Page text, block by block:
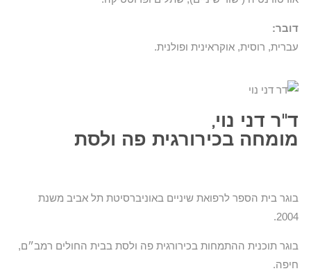
דובר:
עברית, רוסית, אוקראינית ופולנית.
ד"ר דני נוי,
מומחה בכירורגית פה ולסת
בוגר בית הספר לרפואת שיניים באוניברסיטת תל אביב משנת
2004.
בוגר תוכנית ההתמחות בכירורגית פה ולסת בבית החולים רמב״ם,
חיפה.